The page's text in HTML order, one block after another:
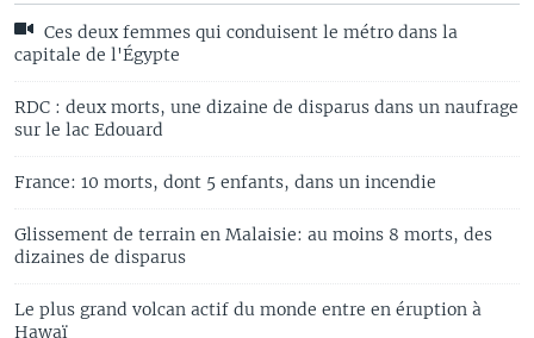
Ces deux femmes qui conduisent le métro dans la
capitale de l'Égypte
RDC : deux morts, une dizaine de disparus dans un naufrage
sur le lac Edouard
France: 10 morts, dont 5 enfants, dans un incendie
Glissement de terrain en Malaisie: au moins 8 morts, des
dizaines de disparus
Le plus grand volcan actif du monde entre en éruption à
Hawaï